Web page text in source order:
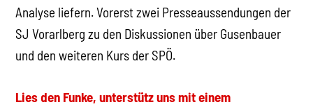
Analyse liefern. Vorerst zwei Presseaussendungen der
SJ Vorarlberg zu den Diskussionen über Gusenbauer
und den weiteren Kurs der SPÖ.
Lies den Funke, unterstütz uns mit einem